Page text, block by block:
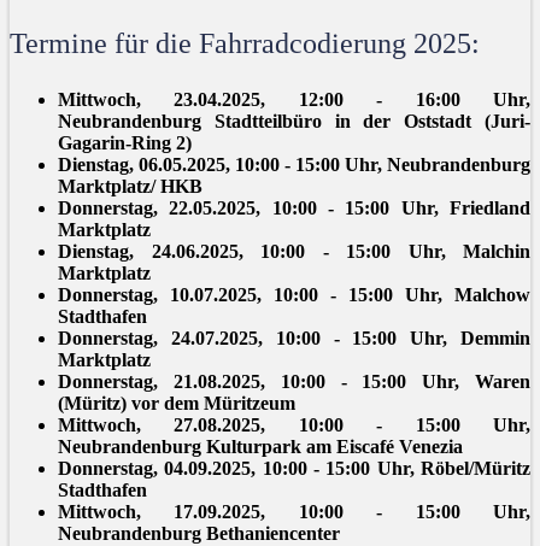
Termine für die Fahrradcodierung 2025:
Mittwoch, 23.04.2025, 12:00 - 16:00 Uhr,
Neubrandenburg Stadtteilbüro in der Oststadt (Juri-
Gagarin-Ring 2)
Dienstag, 06.05.2025, 10:00 - 15:00 Uhr, Neubrandenburg
Marktplatz/ HKB
Donnerstag, 22.05.2025, 10:00 - 15:00 Uhr, Friedland
Marktplatz
Dienstag, 24.06.2025, 10:00 - 15:00 Uhr, Malchin
Marktplatz
Donnerstag, 10.07.2025, 10:00 - 15:00 Uhr, Malchow
Stadthafen
Donnerstag, 24.07.2025, 10:00 - 15:00 Uhr, Demmin
Marktplatz
Donnerstag, 21.08.2025, 10:00 - 15:00 Uhr, Waren
(Müritz) vor dem Müritzeum
Mittwoch, 27.08.2025, 10:00 - 15:00 Uhr,
Neubrandenburg Kulturpark am Eiscafé Venezia
Donnerstag, 04.09.2025, 10:00 - 15:00 Uhr, Röbel/Müritz
Stadthafen
Mittwoch, 17.09.2025, 10:00 - 15:00 Uhr,
Neubrandenburg Bethaniencenter